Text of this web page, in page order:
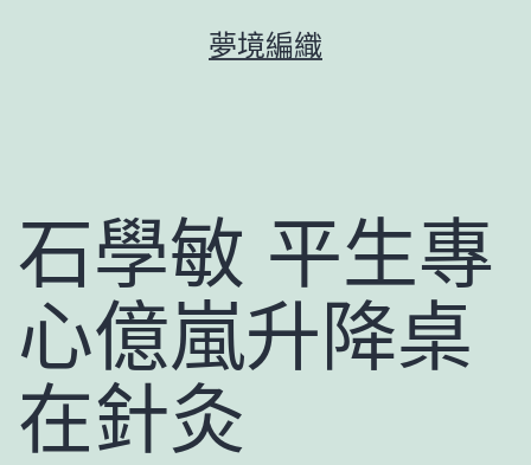
夢境編織
石學敏 平生專
心億嵐升降桌
在針灸